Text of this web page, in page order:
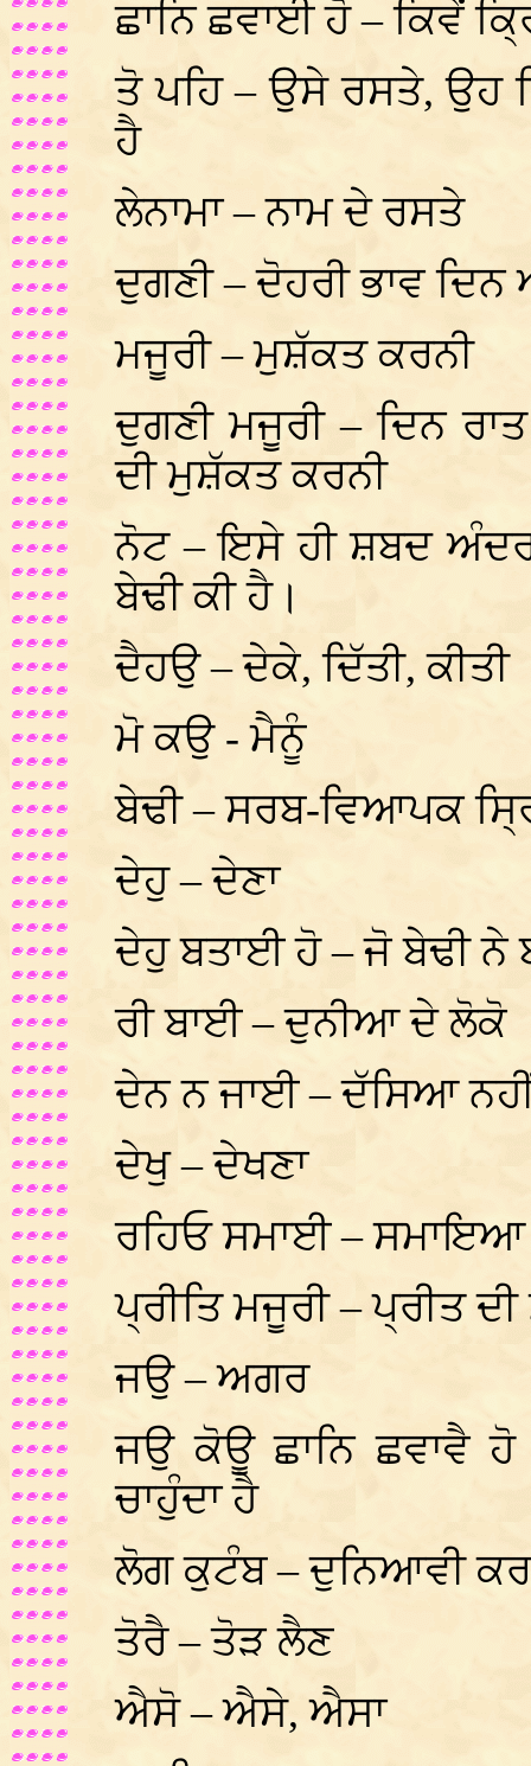
ਛਾਨਿ ਛਵਾਈ ਹੋ – ਕਿਵੇਂ
ਤੋ ਪਹਿ – ਉਸੇ ਰਸਤੇ, ਉਹ
ਹੈ
ਲੇਨਾਮਾ – ਨਾਮ ਦੇ ਰਸਤੇ
ਦੁਗਣੀ – ਦੋਹਰੀ ਭਾਵ ਦਿਨ
ਮਜੂਰੀ – ਮੁਸ਼ੱਕਤ ਕਰਨੀ
ਦੁਗਣੀ ਮਜੂਰੀ – ਦਿਨ
ਦੀ ਮੁਸ਼ੱਕਤ ਕਰਨੀ
ਨੋਟ – ਇਸੇ ਹੀ ਸ਼ਬਦ
ਬੇਢੀ ਕੀ ਹੈ।
ਦੈਹਉ – ਦੇਕੇ, ਦਿੱਤੀ, ਕੀਤੀ
ਮੋ ਕਉ - ਮੈਨੂੰ
ਬੇਢੀ – ਸਰਬ-ਵਿਆਪਕ
ਦੇਹੁ – ਦੇਣਾ
ਦੇਹੁ ਬਤਾਈ ਹੋ – ਜੋ ਬੇਢੀ
ਰੀ ਬਾਈ – ਦੁਨੀਆ ਦੇ ਲੋਕੋ
ਦੇਨ ਨ ਜਾਈ – ਦੱਸਿਆ
ਦੇਖੁ – ਦੇਖਣਾ
ਰਹਿਓ ਸਮਾਈ –
ਪ੍ਰੀਤਿ ਮਜੂਰੀ – ਪ੍ਰੀਤ
ਜਉ – ਅਗਰ
ਜਉ ਕੋਊ ਛਾਨਿ ਛਵਾਵੈ
ਚਾਹੁੰਦਾ ਹੈ
ਲੋਗ ਕੁਟੰਬ – ਦੁਨਿਆਵੀ
ਤੋਰੈ – ਤੋੜ ਲੈਣ
ਐਸੋ – ਐਸੇ, ਐਸਾ